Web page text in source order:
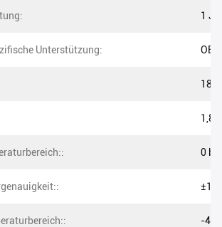
1
Unterstützung:
1,8
0
-40